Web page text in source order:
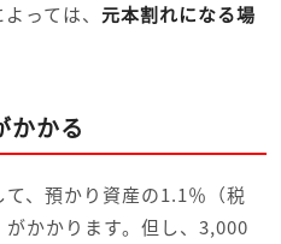
っては、 元本割れになる場
かかる
、預かり資産の1.1％（税
かかります。但し、3,000